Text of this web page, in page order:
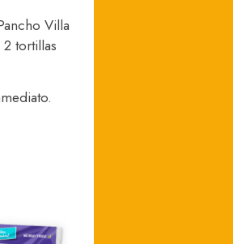
Villa
tortillas